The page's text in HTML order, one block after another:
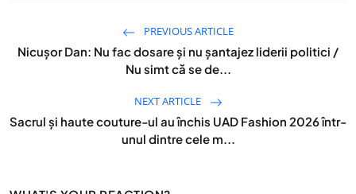
PREVIOUS ARTICLE
Nicușor Dan: Nu fac dosare și nu șantajez liderii politici /
Nu simt că se de...
NEXT ARTICLE
Sacrul și haute couture-ul au închis UAD Fashion 2026 într-
unul dintre cele m...